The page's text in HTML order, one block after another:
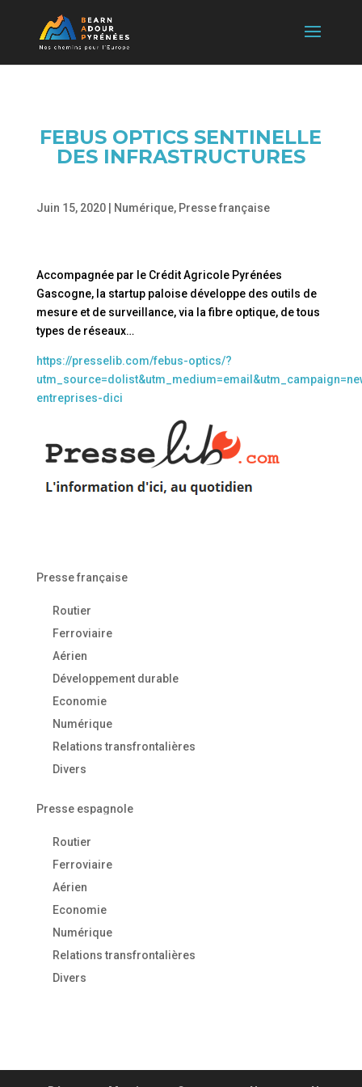
FEBUS OPTICS SENTINELLE
DES INFRASTRUCTURES
Juin 15, 2020| Numérique, Presse française
Accompagnée par le Crédit Agricole Pyrénées
Gascogne, la startup paloise développe des outils de
mesure et de surveillance, via la fibre optique, de tous
types de réseaux…
https://presselib.com/febus-optics/?
entreprises-dici
Presse française
Routier
Ferroviaire
Aérien
Développement durable
Economie
Numérique
Relations transfrontalières
Divers
Presse espagnole
Routier
Ferroviaire
Aérien
Economie
Numérique
Relations transfrontalières
Divers